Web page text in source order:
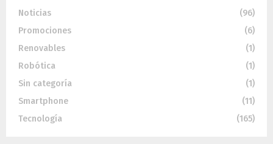
Noticias
(96)
Promociones
(6)
Renovables
(1)
Robótica
(1)
Sin categoría
(1)
Smartphone
(11)
Tecnología
(165)